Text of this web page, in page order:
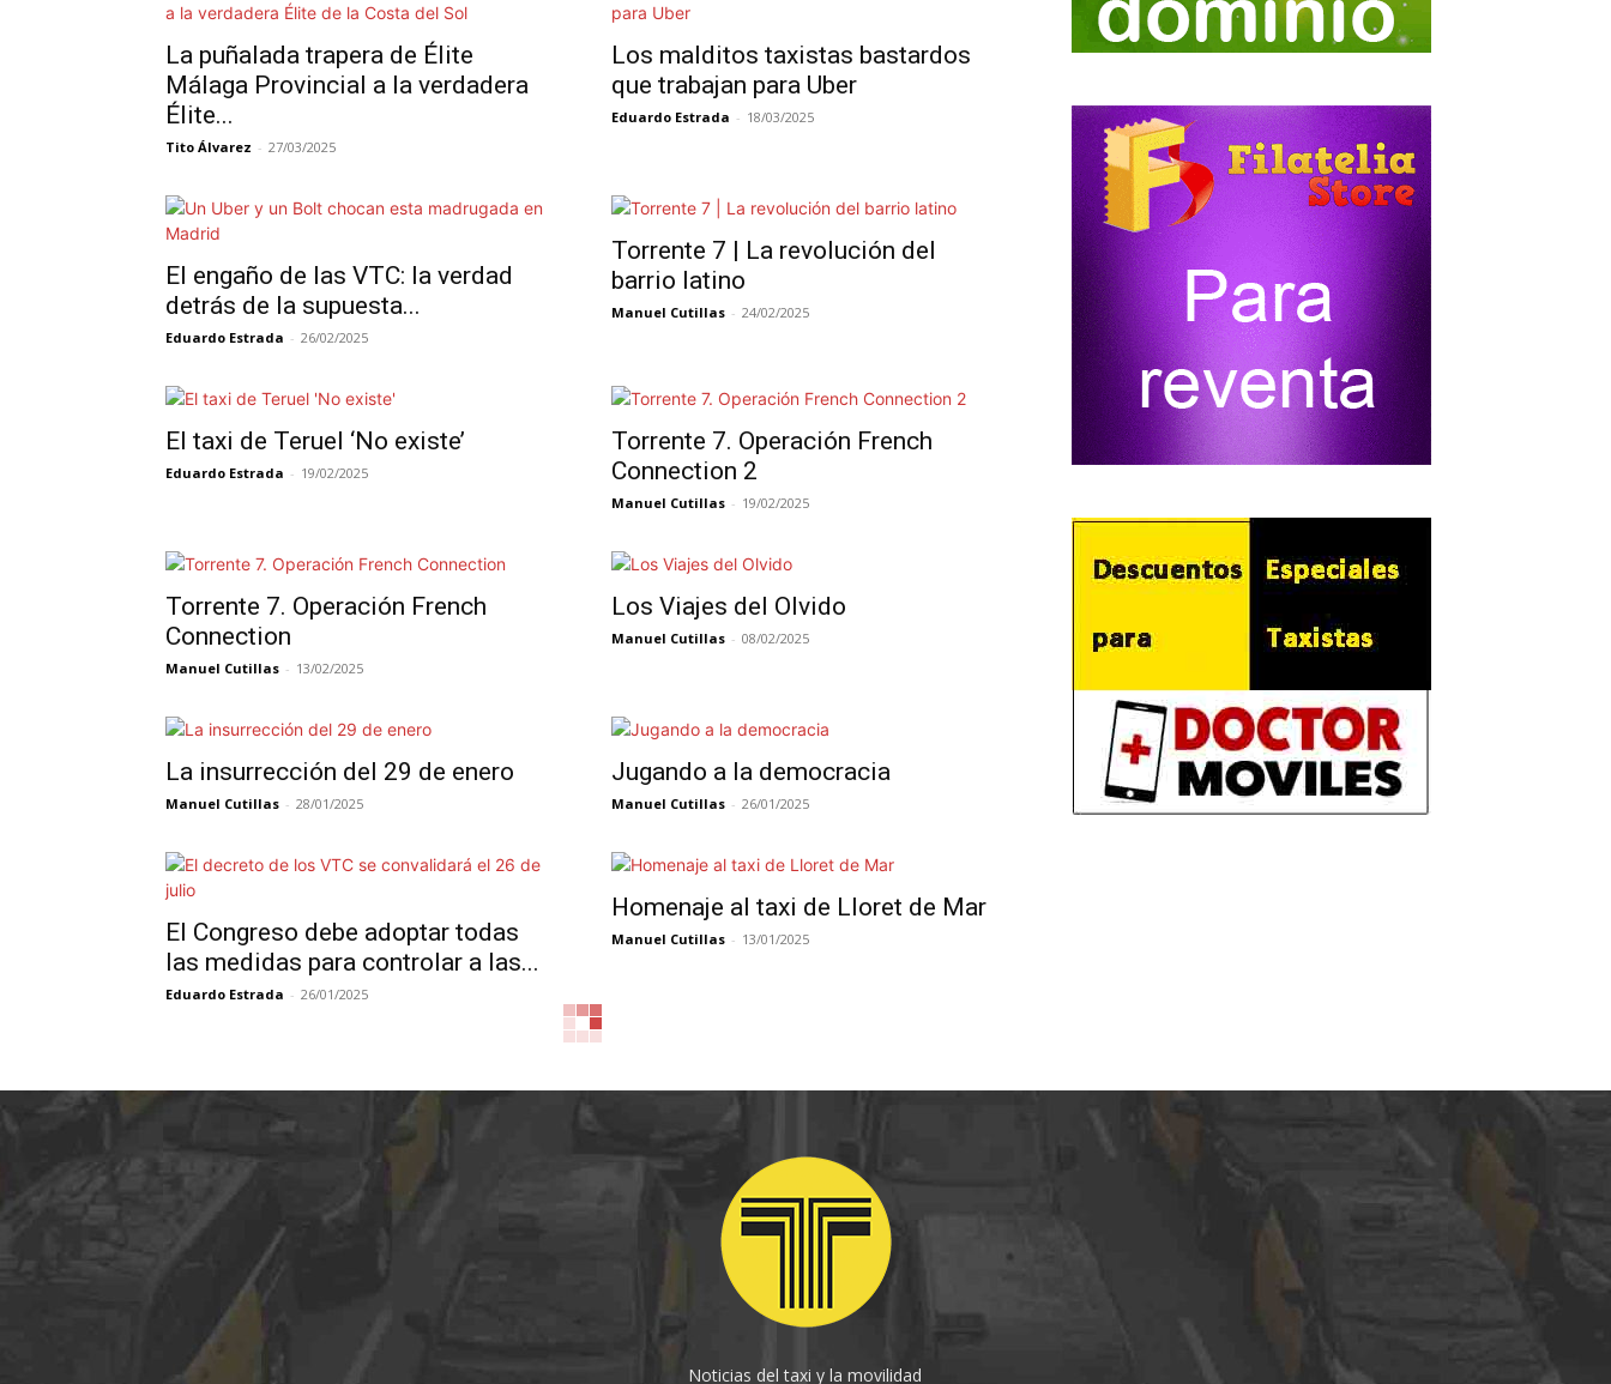
La puñalada trapera de Élite
Málaga Provincial a la verdadera
Élite...
Tito Álvarez - 27/03/2025
Los malditos taxistas bastardos
que trabajan para Uber
Eduardo Estrada - 18/03/2025
El engaño de las VTC: la verdad
detrás de la supuesta...
Eduardo Estrada - 26/02/2025
Torrente 7 | La revolución del
barrio latino
Manuel Cutillas - 24/02/2025
El taxi de Teruel ‘No existe’
Eduardo Estrada - 19/02/2025
Torrente 7. Operación French
Connection 2
Manuel Cutillas - 19/02/2025
Torrente 7. Operación French
Connection
Manuel Cutillas - 13/02/2025
Los Viajes del Olvido
Manuel Cutillas - 08/02/2025
La insurrección del 29 de enero
Manuel Cutillas - 28/01/2025
Jugando a la democracia
Manuel Cutillas - 26/01/2025
El Congreso debe adoptar todas
las medidas para controlar a las...
Eduardo Estrada - 26/01/2025
Homenaje al taxi de Lloret de Mar
Manuel Cutillas - 13/01/2025
Noticias del taxi y la movilidad